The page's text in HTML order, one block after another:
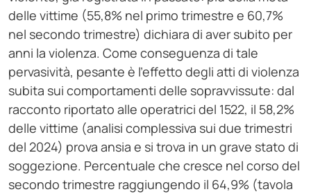
delle vittime (55,8% nel primo trimestre e 60,7%
nel secondo trimestre) dichiara di aver subito per
anni la violenza. Come conseguenza di tale
pervasività, pesante è l’effetto degli atti di violenza
subita sui comportamenti delle sopravvissute: dal
racconto riportato alle operatrici del 1522, il 58,2%
delle vittime (analisi complessiva sui due trimestri
del 2024) prova ansia e si trova in un grave stato di
soggezione. Percentuale che cresce nel corso del
secondo trimestre raggiungendo il 64,9% (tavola